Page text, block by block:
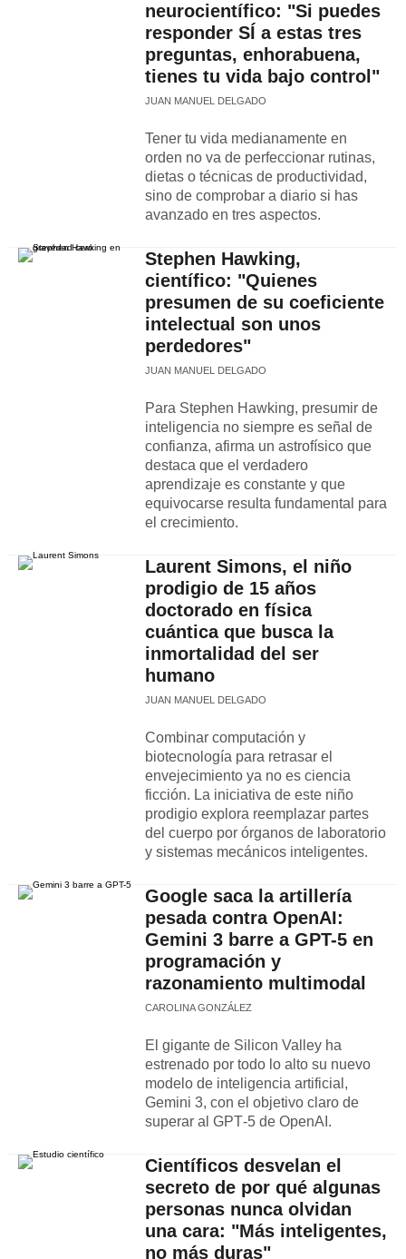
neurocientífico: "Si puedes
responder SÍ a estas tres
preguntas, enhorabuena,
tienes tu vida bajo control"
JUAN MANUEL DELGADO
Tener tu vida medianamente en
orden no va de perfeccionar rutinas,
dietas o técnicas de productividad,
sino de comprobar a diario si has
avanzado en tres aspectos.
Stephen Hawking,
científico: "Quienes
presumen de su coeficiente
intelectual son unos
perdedores"
JUAN MANUEL DELGADO
Para Stephen Hawking, presumir de
inteligencia no siempre es señal de
confianza, afirma un astrofísico que
destaca que el verdadero
aprendizaje es constante y que
equivocarse resulta fundamental para
el crecimiento.
Laurent Simons, el niño
prodigio de 15 años
doctorado en física
cuántica que busca la
inmortalidad del ser
humano
JUAN MANUEL DELGADO
Combinar computación y
biotecnología para retrasar el
envejecimiento ya no es ciencia
ficción. La iniciativa de este niño
prodigio explora reemplazar partes
del cuerpo por órganos de laboratorio
y sistemas mecánicos inteligentes.
Google saca la artillería
pesada contra OpenAI:
Gemini 3 barre a GPT-5 en
programación y
razonamiento multimodal
CAROLINA GONZÁLEZ
El gigante de Silicon Valley ha
estrenado por todo lo alto su nuevo
modelo de inteligencia artificial,
Gemini 3, con el objetivo claro de
superar al GPT‑5 de OpenAI.
Científicos desvelan el
secreto de por qué algunas
personas nunca olvidan
una cara: "Más inteligentes,
no más duras"